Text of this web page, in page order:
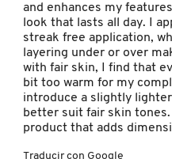
PAI-SHAU
PATCHOLOGY
PATRICK TA
and enhances my
look that lasts all day. I
streak free application,
layering under or over
with fair skin, I find that
bit too warm for my
introduce a slightly
better suit fair skin tones.
product that adds
Traducir con Google